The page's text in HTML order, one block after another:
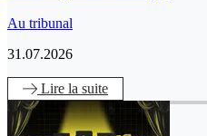
Au tribunal
31.07.2026
Lire la suite